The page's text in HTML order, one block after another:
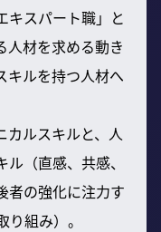
キスパート職」と
人材を求める動き
キルを持つ人材へ
カルスキルと、人
（直感、共感、
者の強化に注力す
組み）。